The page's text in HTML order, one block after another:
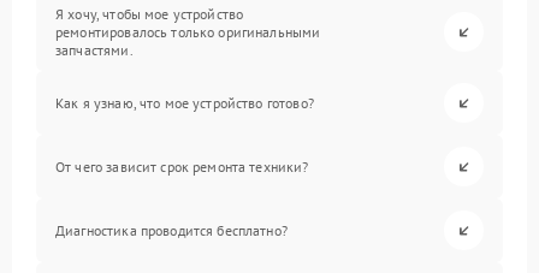
Я хочу, чтобы мое устройство
ремонтировалось только оригинальными
запчастями.
Как я узнаю, что мое устройство готово?
От чего зависит срок ремонта техники?
Диагностика проводится бесплатно?